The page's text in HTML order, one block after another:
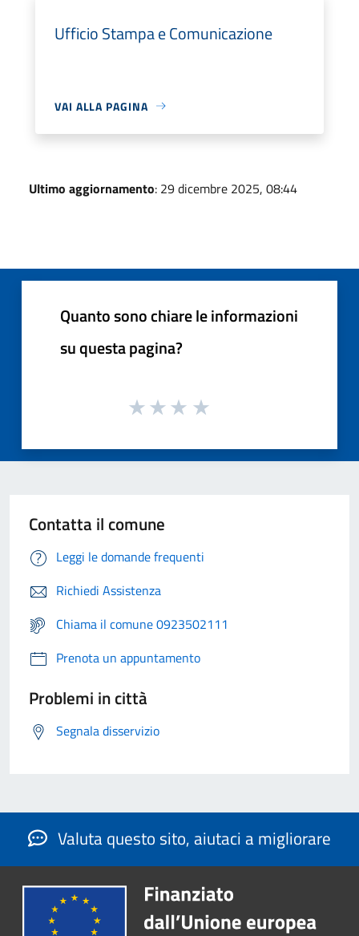
Ufficio Stampa e Comunicazione
VAI ALLA PAGINA
Ultimo aggiornamento: 29 dicembre 2025, 08:44
Quanto sono chiare le informazioni
su questa pagina?
Contatta il comune
Leggi le domande frequenti
Richiedi Assistenza
Chiama il comune 0923502111
Prenota un appuntamento
Problemi in città
Segnala disservizio
Valuta questo sito, aiutaci a migliorare